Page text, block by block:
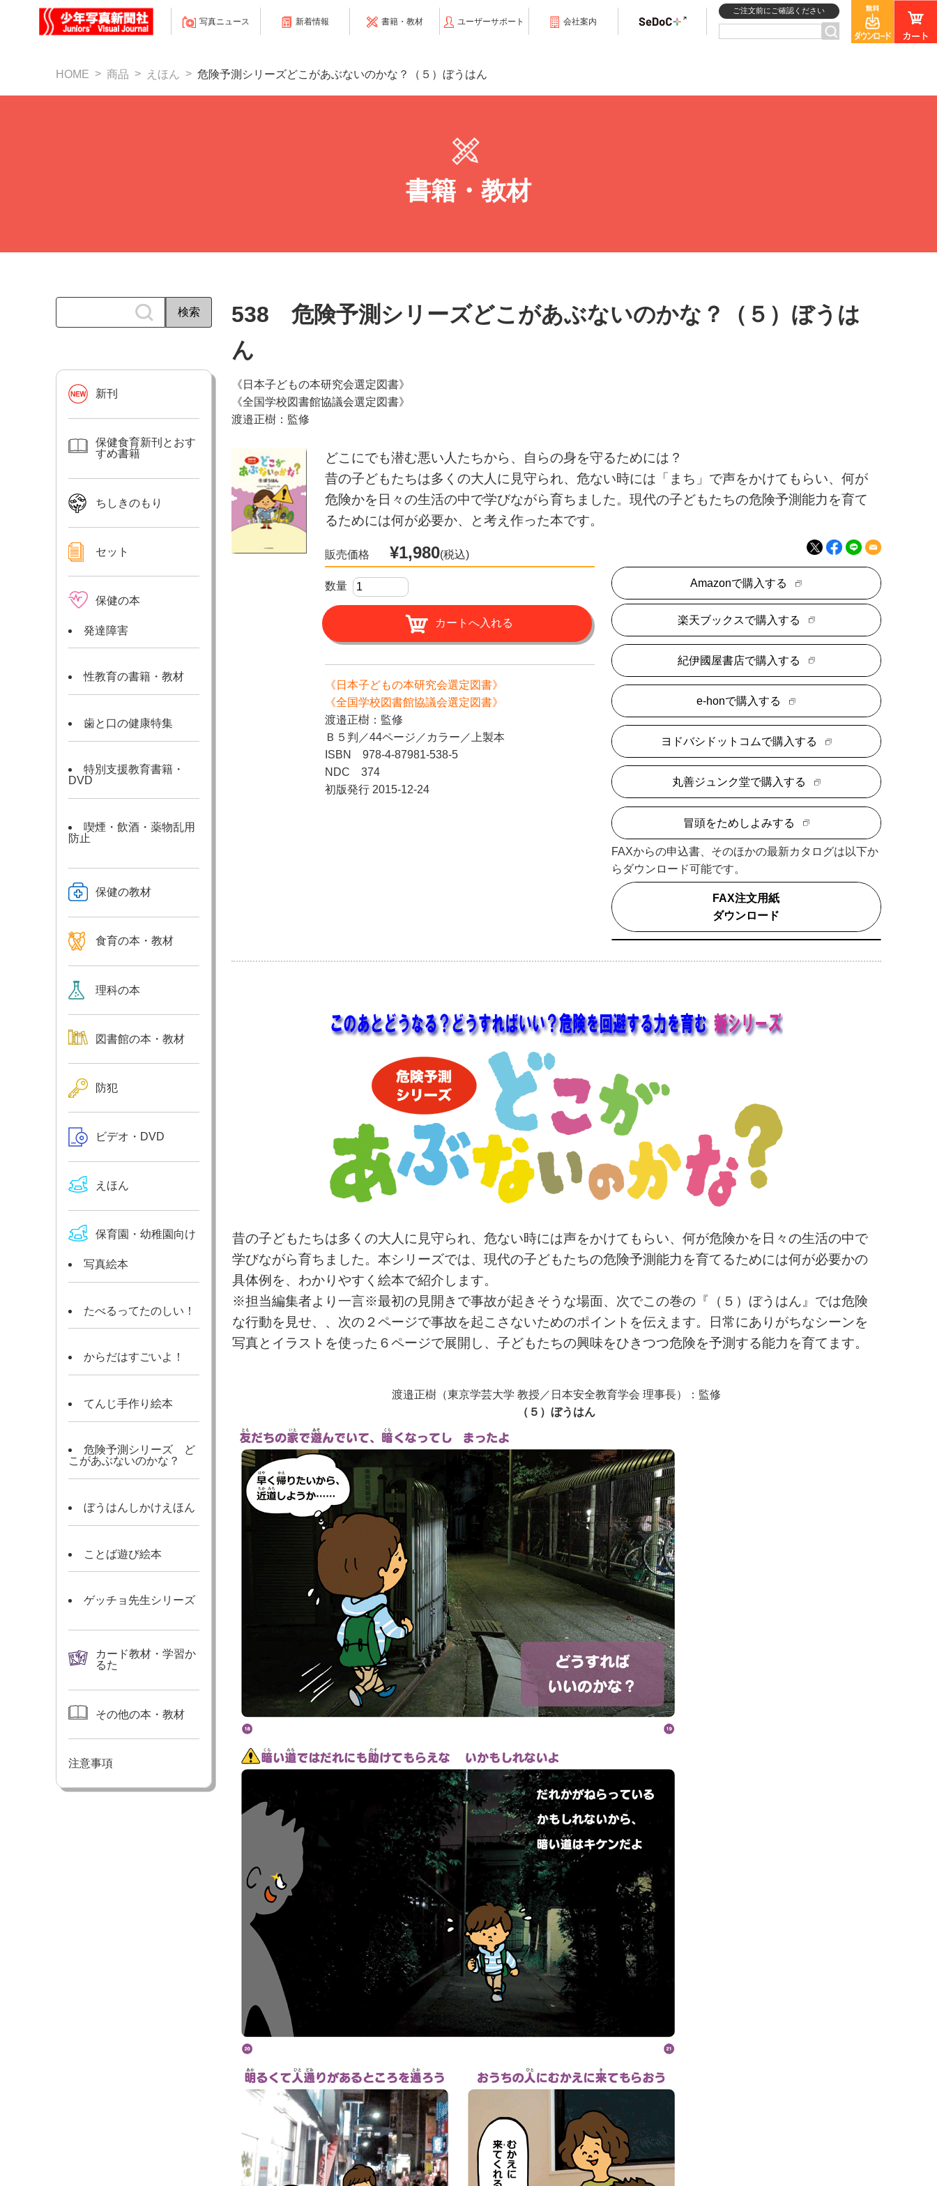
写真ニュース 新着情報 書籍・教材 ユーザーサポート 会社案内
ご注文前にご確認ください
HOME 商品 えほん 危険予測シリーズどこがあぶないのかな？（５）ぼうはん
書籍・教材
新刊
保健食育新刊とおす
すめ書籍
ちしきのもり
セット
保健の本
発達障害
性教育の書籍・教材
歯と口の健康特集
特別支援教育書籍・
DVD
喫煙・飲酒・薬物乱用
防止
保健の教材
食育の本・教材
理科の本
図書館の本・教材
防犯
ビデオ・DVD
えほん
保育園・幼稚園向け
写真絵本
たべるってたのしい！
からだはすごいよ！
てんじ手作り絵本
危険予測シリーズ ど
こがあぶないのかな？
ぼうはんしかけえほん
ことば遊び絵本
ゲッチョ先生シリーズ
カード教材・学習か
るた
その他の本・教材
注意事項
538 危険予測シリーズどこがあぶないのかな？（５）ぼうは
ん
《日本子どもの本研究会選定図書》
《全国学校図書館協議会選定図書》
渡邉正樹：監修
どこにでも潜む悪い人たちから、自らの身を守るためには？
昔の子どもたちは多くの大人に見守られ、危ない時には「まち」で声をかけてもらい、何が
危険かを日々の生活の中で学びながら育ちました。現代の子どもたちの危険予測能力を育て
るためには何が必要か、と考え作った本です。
販売価格 ¥1,980(税込)
数量
《日本子どもの本研究会選定図書》
《全国学校図書館協議会選定図書》
渡邉正樹：監修
Ｂ５判／44ページ／カラー／上製本
ISBN 978-4-87981-538-5
NDC 374
初版発行 2015-12-24
Amazonで購入する
楽天ブックスで購入する
紀伊國屋書店で購入する
e-honで購入する
ヨドバシドットコムで購入する
丸善ジュンク堂で購入する
冒頭をためしよみする
FAXからの申込書、そのほかの最新カタログは以下か
らダウンロード可能です。
FAX注文用紙
ダウンロード
昔の子どもたちは多くの大人に見守られ、危ない時には声をかけてもらい、何が危険かを日々の生活の中で
学びながら育ちました。本シリーズでは、現代の子どもたちの危険予測能力を育てるためには何が必要かの
具体例を、わかりやすく絵本で紹介します。
※担当編集者より一言※最初の見開きで事故が起きそうな場面、次でこの巻の『（５）ぼうはん』では危険
な行動を見せ、、次の２ページで事故を起こさないためのポイントを伝えます。日常にありがちなシーンを
写真とイラストを使った６ページで展開し、子どもたちの興味をひきつつ危険を予測する能力を育てます。
渡邉正樹（東京学芸大学 教授／日本安全教育学会 理事長）：監修
（５）ぼうはん